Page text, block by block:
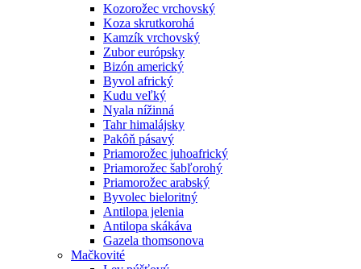
Kozorožec vrchovský
Koza skrutkorohá
Kamzík vrchovský
Zubor európsky
Bizón americký
Byvol africký
Kudu veľký
Nyala nížinná
Tahr himalájsky
Pakôň pásavý
Priamorožec juhoafrický
Priamorožec šabľorohý
Priamorožec arabský
Byvolec bieloritný
Antilopa jelenia
Antilopa skákáva
Gazela thomsonova
Mačkovité